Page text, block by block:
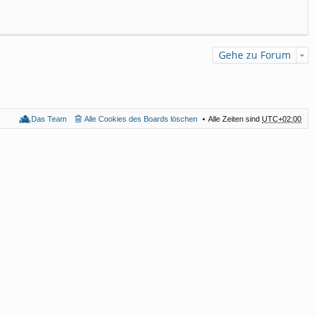
Gehe zu Forum
Alle Zeiten sind UTC+02:00
Alle Cookies des Boards löschen
Das Team